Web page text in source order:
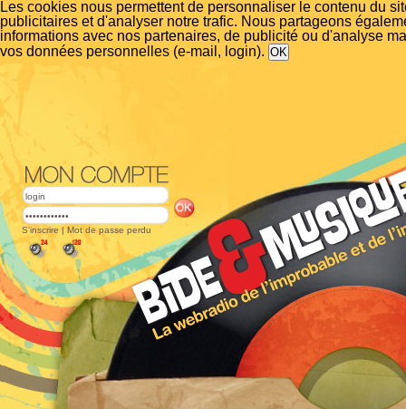
Les cookies nous permettent de personnaliser le contenu du
publicitaires et d'analyser notre trafic. Nous partageons
informations avec nos partenaires, de publicité ou d'analyse
vos données personnelles (e-mail, login).
S'inscrire | Mot de passe perdu